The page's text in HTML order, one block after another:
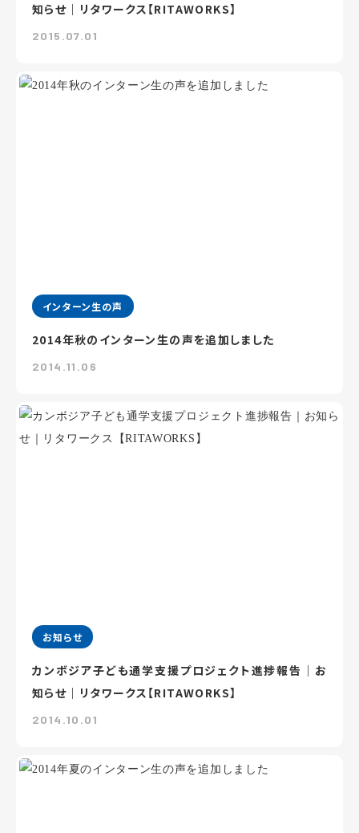
知らせ｜リタワークス【RITAWORKS】
2015.07.01
インターン生の声
2014年秋のインターン生の声を追加しました
2014.11.06
お知らせ
カンボジア子ども通学支援プロジェクト進捗報告｜お
知らせ｜リタワークス【RITAWORKS】
2014.10.01